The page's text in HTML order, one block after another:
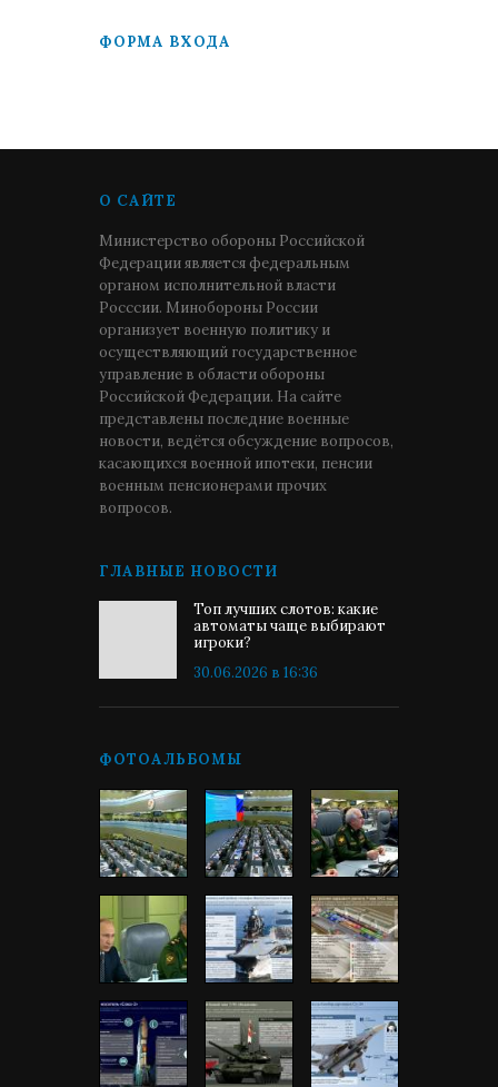
ФОРМА ВХОДА
О САЙТЕ
Министерство обороны Российской
Федерации является федеральным
органом исполнительной власти
Росссии. Минобороны России
организует военную политику и
осуществляющий государственное
управление в области обороны
Российской Федерации. На сайте
представлены последние военные
новости, ведётся обсуждение вопросов,
касающихся военной ипотеки, пенсии
военным пенсионерами прочих
вопросов.
ГЛАВНЫЕ НОВОСТИ
Топ лучших слотов: какие
автоматы чаще выбирают
игроки?
30.06.2026 в 16:36
ФОТОАЛЬБОМЫ